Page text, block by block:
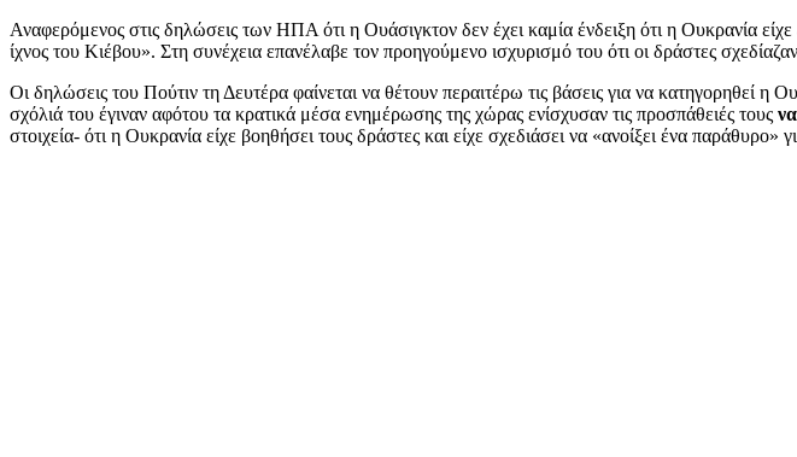
Αναφερόμενος στις δηλώσεις των ΗΠΑ ότι η Ουάσιγκτον δεν έχει καμία ένδειξη ότι η Ουκρανία
ίχνος του Κιέβου». Στη συνέχεια επανέλαβε τον προηγούμενο ισχυρισμό του ότι οι δράστες
Οι δηλώσεις του Πούτιν τη Δευτέρα φαίνεται να θέτουν περαιτέρω τις βάσεις για να κατηγορηθεί
σχόλιά του έγιναν αφότου τα κρατικά μέσα ενημέρωσης της χώρας ενίσχυσαν τις προσπάθειές τους
στοιχεία- ότι η Ουκρανία είχε βοηθήσει τους δράστες και είχε σχεδιάσει να «ανοίξει ένα παράθυρο»